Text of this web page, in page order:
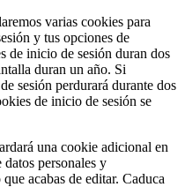
varias cookies para
y tus opciones de
de inicio de sesión duran dos
duran un año. Si
sesión perdurará durante dos
de inicio de sesión se
una cookie adicional en
personales y
acabas de editar. Caduca